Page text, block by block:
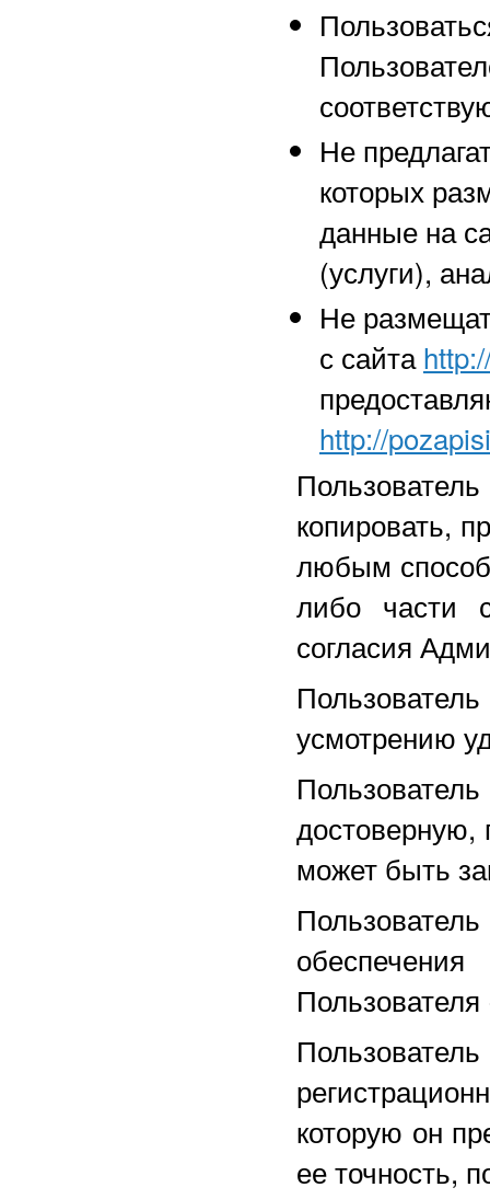
Не
которых
данные на
(услуги),
Не
с сайта
http://
копировать,
любым
либо части
согласия
усмотрению
может быть
которую он
ее точность,